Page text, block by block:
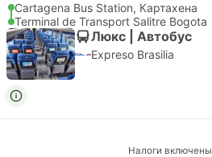
Cartagena Bus Station, Картахена
Terminal de Transport Salitre Bogota
Люкс | Автобус
Expreso Brasilia
Налоги включены